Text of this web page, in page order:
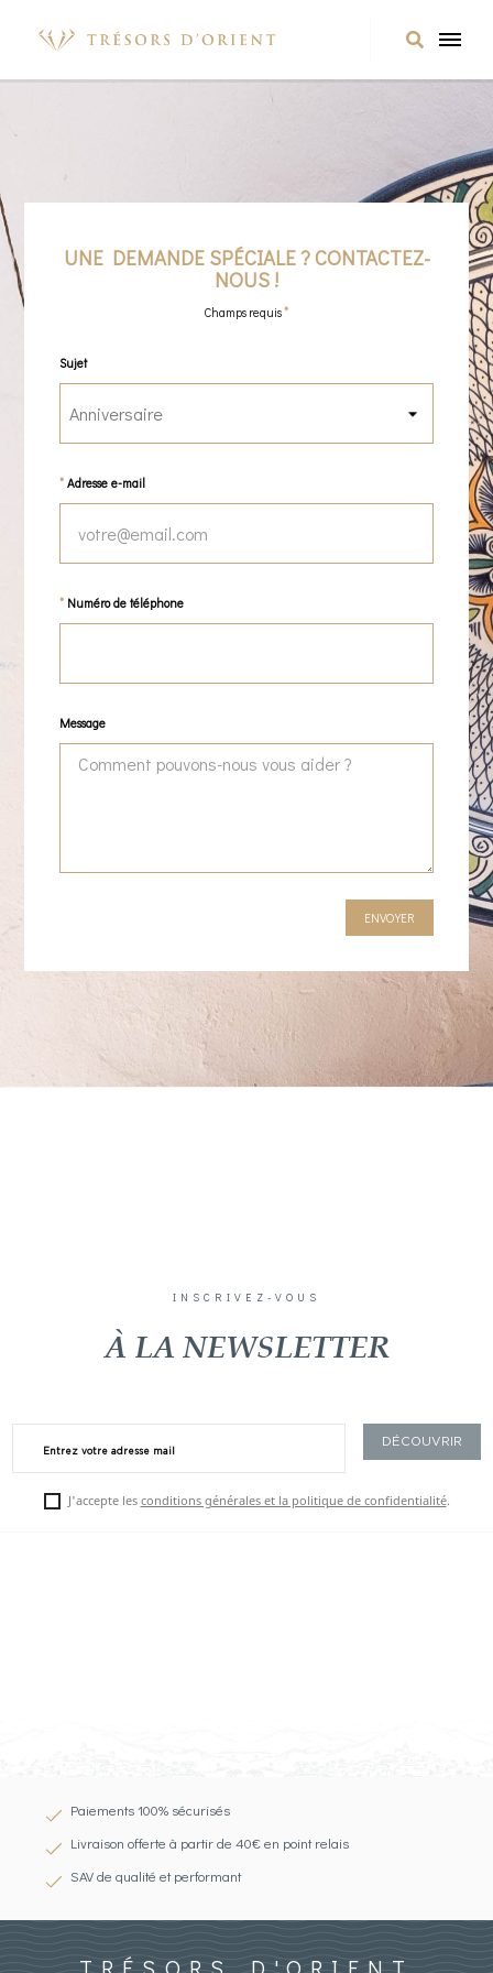
UNE DEMANDE SPÉCIALE ? CONTACTEZ-
NOUS !
Champs requis*
Sujet
Adresse e-mail
Numéro de téléphone
Message
INSCRIVEZ-VOUS
À LA NEWSLETTER
J'accepte les conditions générales et la politique de confidentialité.
Paiements 100% sécurisés
Livraison offerte à partir de 40€ en point relais
SAV de qualité et performant
TRÉSORS D'ORIENT